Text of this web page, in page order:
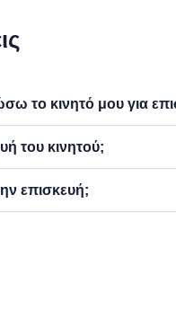
το κινητό μου για
του κινητού;
επισκευή;